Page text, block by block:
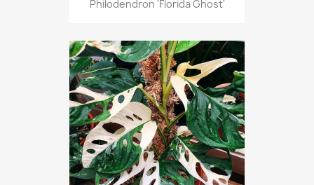
Philodendron 'Florida Ghost'